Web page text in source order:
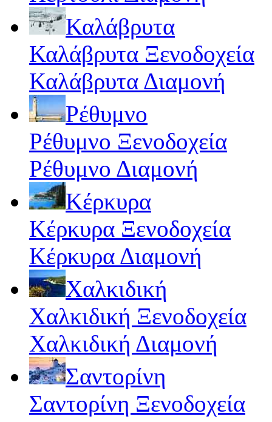
Καλάβρυτα
Καλάβρυτα Ξενοδοχεία
Καλάβρυτα Διαμονή
Ρέθυμνο
Ρέθυμνο Ξενοδοχεία
Ρέθυμνο Διαμονή
Κέρκυρα
Κέρκυρα Ξενοδοχεία
Κέρκυρα Διαμονή
Χαλκιδική
Χαλκιδική Ξενοδοχεία
Χαλκιδική Διαμονή
Σαντορίνη
Σαντορίνη Ξενοδοχεία